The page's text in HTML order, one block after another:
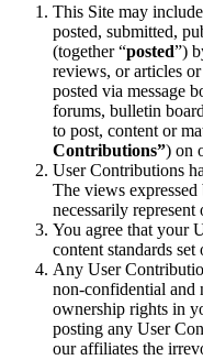
This Site may
posted, submitted,
(together “posted”)
reviews, or articles
posted via message
forums, bulletin
to post, content or
Contributions”) on
User Contributions
The views
necessarily represent
You agree that your
content standards
Any User
non-confidential and
ownership rights in
posting any User
our affiliates the